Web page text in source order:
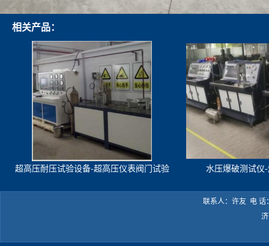
相关产品：
超高压耐压试验设备-超高压仪表阀门试验
水压爆破测试仪
联系人：许友 电 话